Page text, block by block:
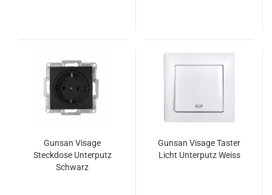
Gunsan Visage
Steckdose Unterputz
Schwarz
Gunsan Visage Taster
Licht Unterputz Weiss